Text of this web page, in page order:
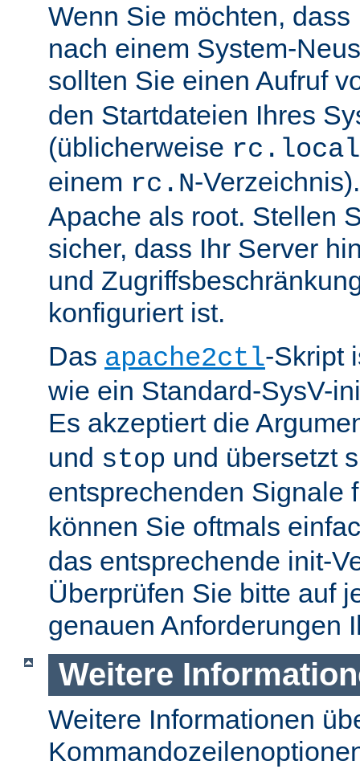
Wenn Sie möchten,
nach einem System-
sollten Sie einen Aufruf
den Startdateien Ihres
(üblicherweise rc.local
einem rc.N-
Apache als root. Stellen
sicher, dass Ihr Server
und
konfiguriert ist.
Das apache2ctl-Skript
wie ein Standard-SysV-
Es akzeptiert die
und stop und übersetzt
entsprechenden Signale
können Sie oftmals
das entsprechende init-
Überprüfen Sie bitte auf
genauen Anforderungen
Weitere
Weitere Informationen